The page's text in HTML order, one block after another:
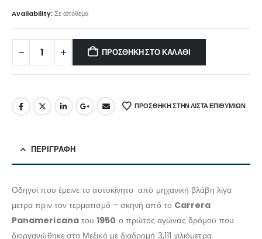
Availability:Σε απόθεμα
ΠΡΟΣΘΉΚΗ ΣΤΟ ΚΑΛΆΘΙ
ΠΡΌΣΘΉΚΗ ΣΤΗΝ ΛΊΣΤΑ ΕΠΙΘΥΜΙΏΝ
ΠΕΡΙΓΡΑΦΉ
Οδηγοί που έμεινε το αυτοκίνητο από μηχανική βλάβη λίγα
μετρα πριν τον τερματισμό – σκηνή από το Carrera
Panamericanaτου1950 ο πρώτος αγώνας δρόμου που
διοργανώθηκε στο Μεξικό με διαδρομή 3,111 χιλιόμετρα